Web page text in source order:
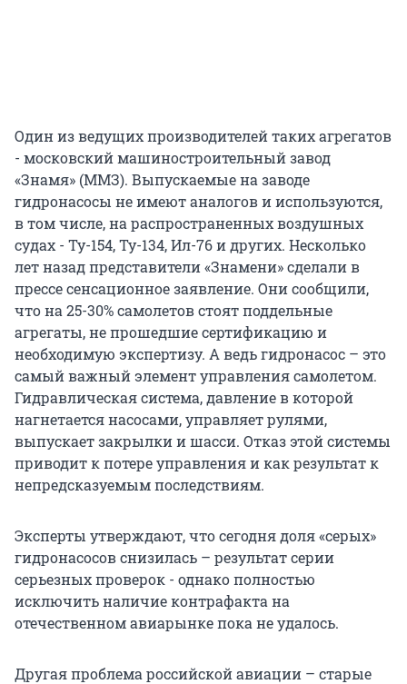
Один из ведущих производителей таких агрегатов
- московский машиностроительный завод
«Знамя» (ММЗ). Выпускаемые на заводе
гидронасосы не имеют аналогов и используются,
в том числе, на распространенных воздушных
судах - Ту-154, Ту-134, Ил-76 и других. Несколько
лет назад представители «Знамени» сделали в
прессе сенсационное заявление. Они сообщили,
что на 25-30% самолетов стоят поддельные
агрегаты, не прошедшие сертификацию и
необходимую экспертизу. А ведь гидронасос – это
самый важный элемент управления самолетом.
Гидравлическая система, давление в которой
нагнетается насосами, управляет рулями,
выпускает закрылки и шасси. Отказ этой системы
приводит к потере управления и как результат к
непредсказуемым последствиям.
Эксперты утверждают, что сегодня доля «серых»
гидронасосов снизилась – результат серии
серьезных проверок - однако полностью
исключить наличие контрафакта на
отечественном авиарынке пока не удалось.
Другая проблема российской авиации – старые